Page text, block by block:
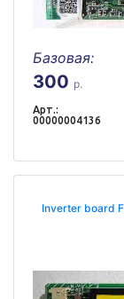
Базовая:
300 р.
Арт.:
00000004136
Inverter board